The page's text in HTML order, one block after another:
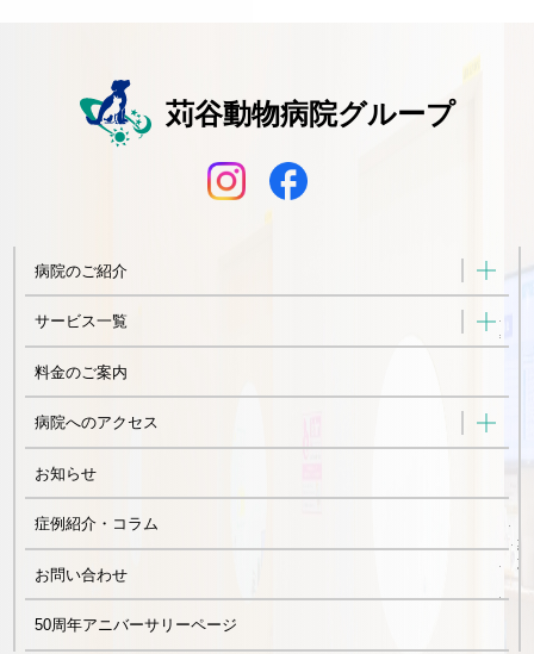
苅谷動物病院グループ
病院のご紹介
サービス一覧
料金のご案内
病院へのアクセス
お知らせ
症例紹介・コラム
お問い合わせ
50周年アニバーサリーページ